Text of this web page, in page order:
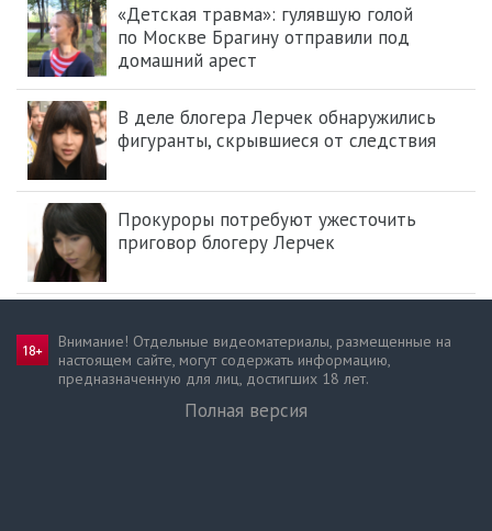
«Детская травма»: гулявшую голой
по Москве Брагину отправили под
домашний арест
В деле блогера Лерчек обнаружились
фигуранты, скрывшиеся от следствия
Прокуроры потребуют ужесточить
приговор блогеру Лерчек
Внимание! Отдельные видеоматериалы, размещенные на
настоящем сайте, могут содержать информацию,
предназначен­ную для лиц, достигших 18 лет.
Полная версия